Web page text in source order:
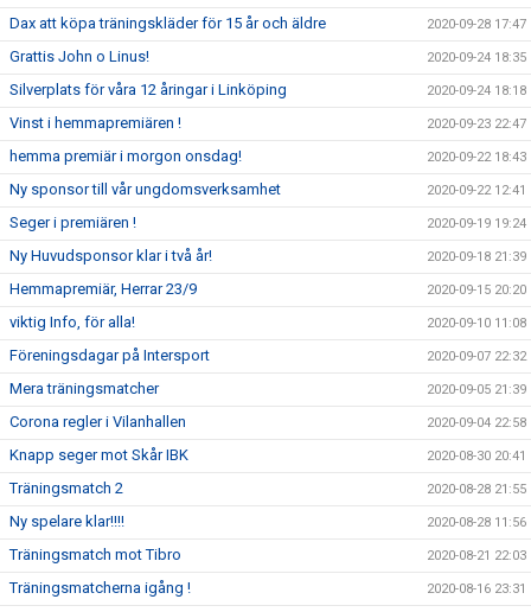
Dax att köpa träningskläder för 15 år och äldre 2020-09-28 17:47
Grattis John o Linus! 2020-09-24 18:35
Silverplats för våra 12 åringar i Linköping 2020-09-24 18:18
Vinst i hemmapremiären ! 2020-09-23 22:47
hemma premiär i morgon onsdag! 2020-09-22 18:43
Ny sponsor till vår ungdomsverksamhet 2020-09-22 12:41
Seger i premiären ! 2020-09-19 19:24
Ny Huvudsponsor klar i två år! 2020-09-18 21:39
Hemmapremiär, Herrar 23/9 2020-09-15 20:20
viktig Info, för alla! 2020-09-10 11:08
Föreningsdagar på Intersport 2020-09-07 22:32
Mera träningsmatcher 2020-09-05 21:39
Corona regler i Vilanhallen 2020-09-04 22:58
Knapp seger mot Skår IBK 2020-08-30 20:41
Träningsmatch 2 2020-08-28 21:55
Ny spelare klar!!!! 2020-08-28 11:56
Träningsmatch mot Tibro 2020-08-21 22:03
Träningsmatcherna igång ! 2020-08-16 23:31